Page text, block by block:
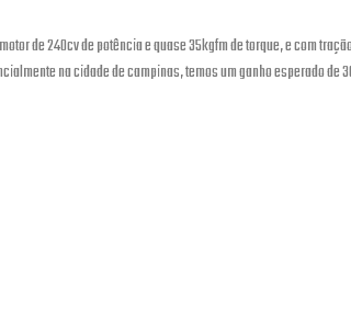
de 240cv de potência e quase 35kgfm de torque, e com
na cidade de campinas, temos um ganho esperado de